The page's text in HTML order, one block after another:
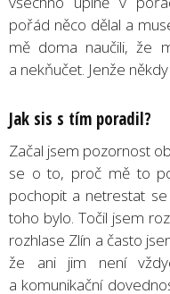
pořád něco dělal a
mě doma naučili, že
a nekňučet. Jenže
Jak sis s tím poradil?
Začal jsem pozornost
se o to, proč mě to
pochopit a netrestat
toho bylo. Točil jsem
rozhlase Zlín a často
že ani jim není
a komunikační